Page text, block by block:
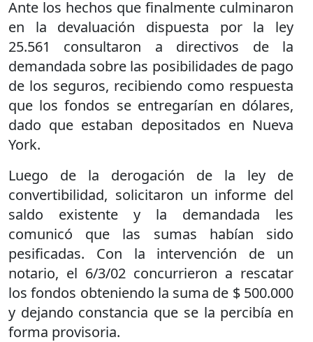
Ante los hechos que finalmente culminaron
en la devaluación dispuesta por la ley
25.561 consultaron a directivos de la
demandada sobre las posibilidades de pago
de los seguros, recibiendo como respuesta
que los fondos se entregarían en dólares,
dado que estaban depositados en Nueva
York.
Luego de la derogación de la ley de
convertibilidad, solicitaron un informe del
saldo existente y la demandada les
comunicó que las sumas habían sido
pesificadas. Con la intervención de un
notario, el 6/3/02 concurrieron a rescatar
los fondos obteniendo la suma de $ 500.000
y dejando constancia que se la percibía en
forma provisoria.